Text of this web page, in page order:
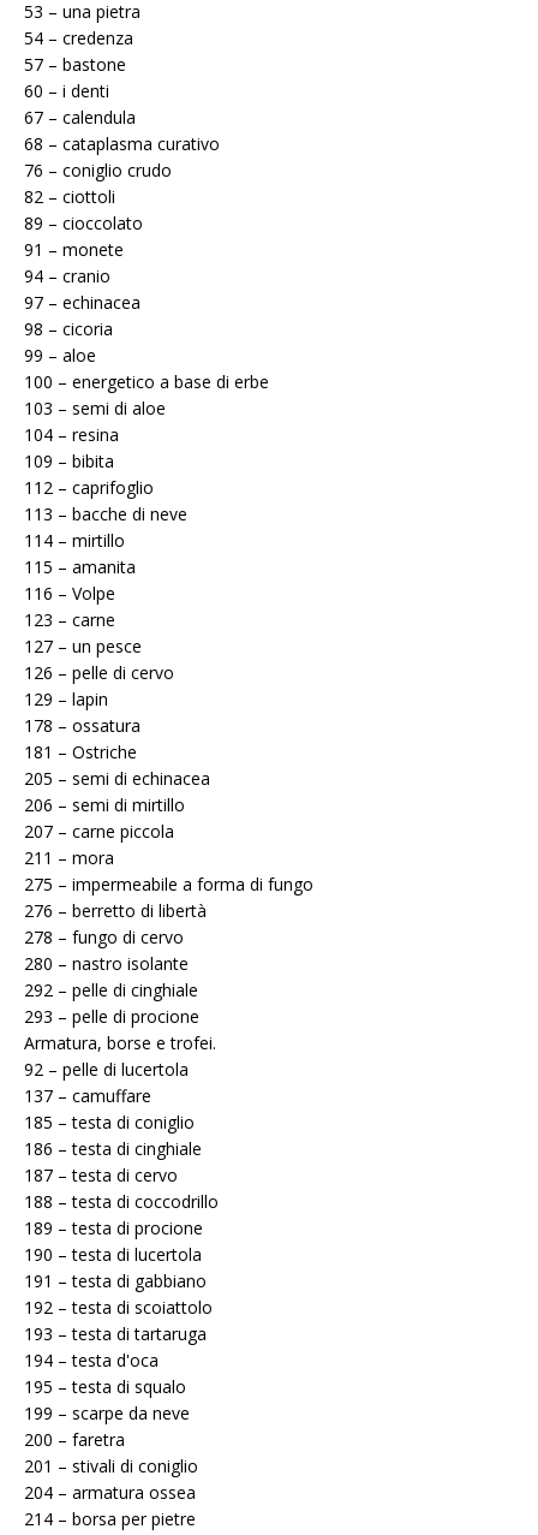
53 – una pietra
54 – credenza
57 – bastone
60 – i denti
67 – calendula
68 – cataplasma curativo
76 – coniglio crudo
82 – ciottoli
89 – cioccolato
91 – monete
94 – cranio
97 – echinacea
98 – cicoria
99 – aloe
100 – energetico a base di erbe
103 – semi di aloe
104 – resina
109 – bibita
112 – caprifoglio
113 – bacche di neve
114 – mirtillo
115 – amanita
116 – Volpe
123 – carne
127 – un pesce
126 – pelle di cervo
129 – lapin
178 – ossatura
181 – Ostriche
205 – semi di echinacea
206 – semi di mirtillo
207 – carne piccola
211 – mora
275 – impermeabile a forma di fungo
276 – berretto di libertà
278 – fungo di cervo
280 – nastro isolante
292 – pelle di cinghiale
293 – pelle di procione
Armatura, borse e trofei.
92 – pelle di lucertola
137 – camuffare
185 – testa di coniglio
186 – testa di cinghiale
187 – testa di cervo
188 – testa di coccodrillo
189 – testa di procione
190 – testa di lucertola
191 – testa di gabbiano
192 – testa di scoiattolo
193 – testa di tartaruga
194 – testa d'oca
195 – testa di squalo
199 – scarpe da neve
200 – faretra
201 – stivali di coniglio
204 – armatura ossea
214 – borsa per pietre